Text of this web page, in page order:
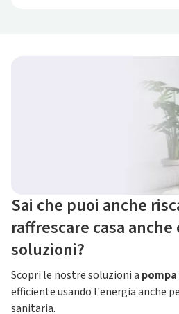
Sai che puoi anche
raffrescare casa
soluzioni?
Scopri le nostre soluzioni a
efficiente usando l'energia anche
sanitaria.